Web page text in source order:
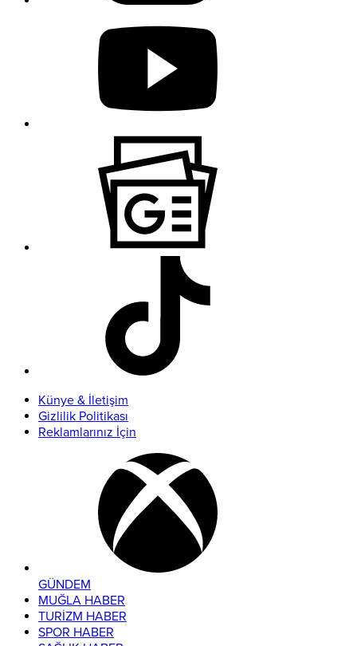
Künye & İletişim
Gizlilik Politikası
Reklamlarınız İçin
GÜNDEM
MUĞLA HABER
TURİZM HABER
SPOR HABER